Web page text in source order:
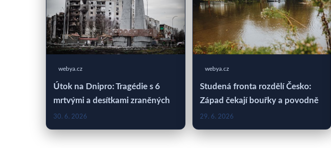
webya.cz
Útok na Dnipro: Tragédie s 6
mrtvými a desítkami zraněných
30. 6. 2026
webya.cz
Studená fronta rozdělí Česko:
Západ čekají bouřky a povodně
29. 6. 2026